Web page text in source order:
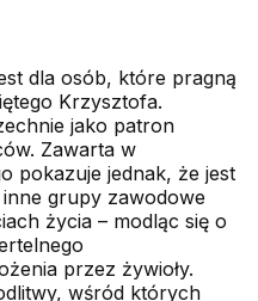
dla osób, które pragną
Krzysztofa.
jako patron
Zawarta w
pokazuje jednak, że jest
grupy zawodowe
życia – modląc się o
przez żywioły.
wśród których